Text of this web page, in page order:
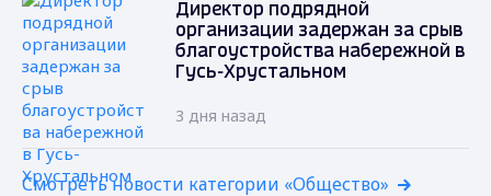
Директор подрядной
организации задержан за срыв
благоустройства набережной в
Гусь-Хрустальном
3 дня назад
Смотреть новости категории «Общество»